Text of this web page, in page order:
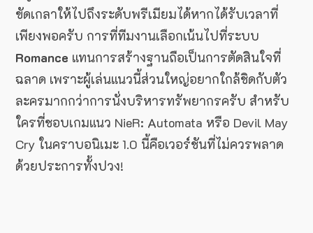
ขัดเกลาให้ไปถึงระดับพรีเมียมได้หากได้รับเวลาที่
เพียงพอครับ การที่ทีมงานเลือกเน้นไปที่ระบบ
Romance แทนการสร้างฐานถือเป็นการตัดสินใจที่
ฉลาด เพราะผู้เล่นแนวนี้ส่วนใหญ่อยากใกล้ชิดกับตัว
ละครมากกว่าการนั่งบริหารทรัพยากรครับ สำหรับ
ใครที่ชอบเกมแนว NieR: Automata หรือ Devil May
Cry ในคราบอนิเมะ 1.0 นี้คือเวอร์ชันที่ไม่ควรพลาด
ด้วยประการทั้งปวง!